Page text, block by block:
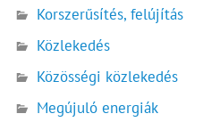
Korszerűsítés, felújítás
Közlekedés
Közösségi közlekedés
Megújuló energiák